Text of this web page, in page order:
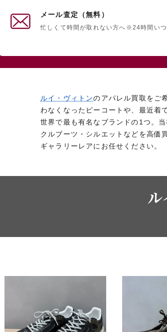
メール査定（無料）
忙しくて時間が取れない方へ ※24時間いつ
ルイ・ヴィトンのアパレル買取をご
わなくなったピーコートや、最近着
世界で最も有名なブランドの1つ。
クルブーツ・シルエットなどを高価
ギャラリーレアにお任せください。
ル